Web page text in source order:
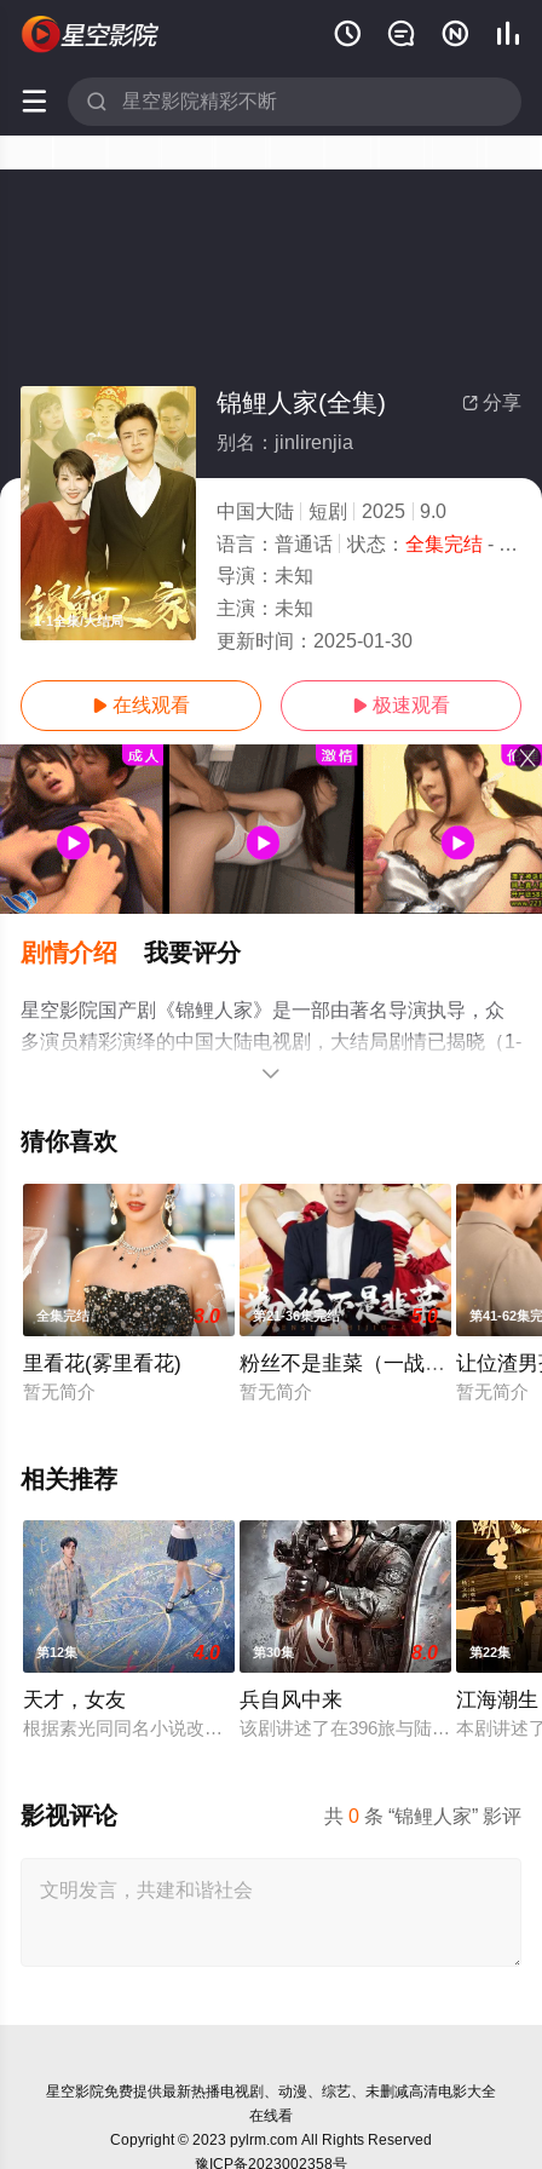
   
 
1-1全集/大结局
 分享
锦鲤人家(全集)
别名：jinlirenjia
中国大陆 短剧 2025
9.0
语言： 普通话 状态： 全集完结- 免费在线观看
导演： 未知
主演： 未知
更新时间： 2025-01-30
 在线观看  极速观看
剧情介绍 我要评分
星空影院国产剧《锦鲤人家》是一部由著名导演执导，众
多演员精彩演绎的中国大陆电视剧，大结局剧情已揭晓（1-
1全集），手机免费在线观看高清无删减完整版电视剧全集
视猫或剧情网等平台了解。

猜你喜欢
全集完结 3.0
里看花(雾里看花)
暂无简介
第21-36集完结 5.0
粉丝不是韭菜（一战成名）
暂无简介
第41-62集
让位渣
暂无简介
相关推荐
第12集 4.0
天才，女友
根据素光同同名小说改编。江逾白长大以后，林知夏忽然对他说
第30集 8.0
兵自风中来
该剧讲述了在396旅与陆军步兵学院
第22集
江海潮生
本剧讲述
共0 条 “锦鲤人家” 影评
影视评论
星空影院免费提供最新热播电视剧、动漫、综艺、未删减高清电影大全
在线看
Copyright © 2023 pylrm.com All Rights Reserved
豫ICP备2023002358号